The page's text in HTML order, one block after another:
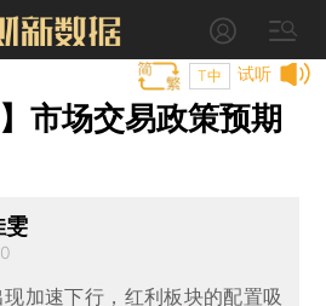
试听
T中
市场交易政策预期
雯
加速下行，红利板块的配置吸